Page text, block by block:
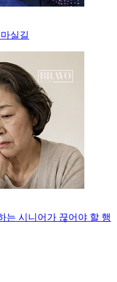
실길
는 시니어가 끊어야 할 행